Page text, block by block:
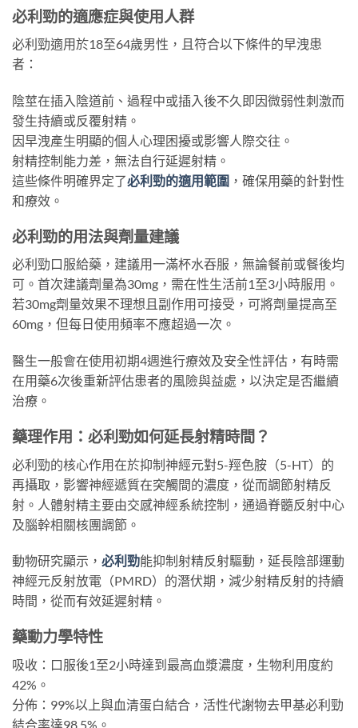
必利勁的適應症與使用人群
必利勁適用於18至64歲男性，且符合以下條件的早洩患
者：
陰莖在插入陰道前、過程中或插入後不久即因微弱性刺激而
發生持續或反覆射精。
因早洩產生明顯的個人心理困擾或影響人際交往。
射精控制能力差，無法自行延遲射精。
這些條件明確界定了必利勁的適用範圍 ，確保用藥的針對性
和療效。
必利勁的用法與劑量建議
必利勁口服給藥，建議用一滿杯水吞服，無論餐前或餐後均
可。首次建議劑量為30mg，需在性生活前1至3小時服用。
若30mg劑量效果不理想且副作用可接受，可將劑量提高至
60mg，但每日使用頻率不應超過一次。
醫生一般會在使用初期4週進行療效及安全性評估，有時需
在用藥6次後重新評估患者的風險與益處，以決定是否繼續
治療。
藥理作用：必利勁如何延長射精時間？
必利勁的核心作用在於抑制神經元對5-羥色胺（5-HT）的
再攝取，影響神經遞質在突觸間的濃度，從而調節射精反
射。人體射精主要由交感神經系統控制，通過脊髓反射中心
及腦幹相關核團調節。
動物研究顯示， 必利勁能抑制射精反射驅動，延長陰部運動
神經元反射放電（PMRD）的潛伏期，減少射精反射的持續
時間，從而有效延遲射精。
藥動力學特性
吸收：口服後1至2小時達到最高血漿濃度，生物利用度約
42%。
分佈：99%以上與血清蛋白結合，活性代謝物去甲基必利勁
結合率達98.5%。